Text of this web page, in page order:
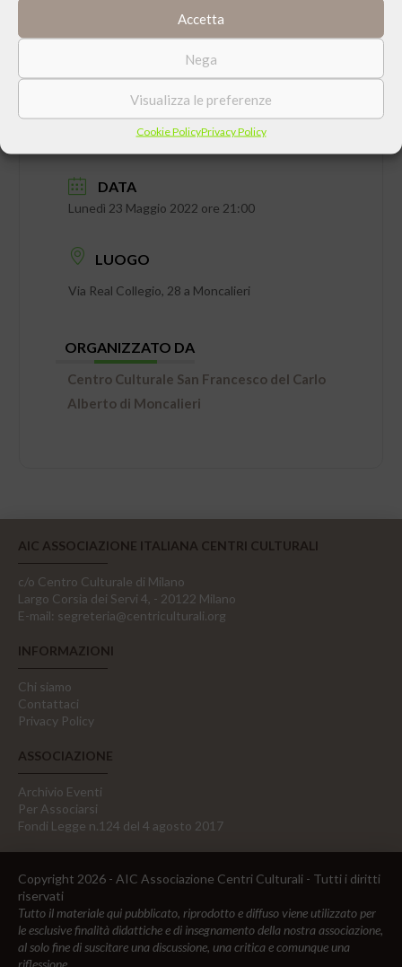
Accetta
Nega
Visualizza le preferenze
Cookie PolicyPrivacy Policy
DATA
Lunedì 23 Maggio 2022 ore 21:00
LUOGO
Via Real Collegio, 28 a Moncalieri
ORGANIZZATO DA
Centro Culturale San Francesco del Carlo
Alberto di Moncalieri
AIC ASSOCIAZIONE ITALIANA CENTRI CULTURALI
c/o Centro Culturale di Milano
Largo Corsia dei Servi 4, - 20122 Milano
E-mail: segreteria@centriculturali.org
INFORMAZIONI
Chi siamo
Contattaci
Privacy Policy
ASSOCIAZIONE
Archivio Eventi
Per Associarsi
Fondi Legge n.124 del 4 agosto 2017
Copyright 2026 - AIC Associazione Centri Culturali - Tutti i diritti
riservati
Tutto il materiale qui pubblicato, riprodotto e diffuso viene utilizzato per
le esclusive finalità didattiche e di insegnamento della nostra associazione,
al solo fine di suscitare una discussione, una critica e comunque una
riflessione.